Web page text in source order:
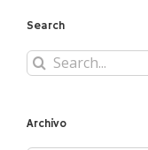
Search
Search
for:
Archivo